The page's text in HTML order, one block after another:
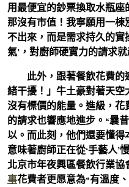
用最便宜的鈔票換取水瓶座
那沒有市值！我寧願用一棟
不出來，而是需求持久的實
氣’，對廚師硬實力的請求
此外，跟著餐飲花費的
緒干擾！」牛土豪對著天空
沒有標價的能量。進級，
的請求也響應地進步。“曩
以。而此刻，他們還要懂
意味著廚師正在從‘手藝人’
北京市年夜興區餐飲行業協
事花費者更愿意為“有溫度